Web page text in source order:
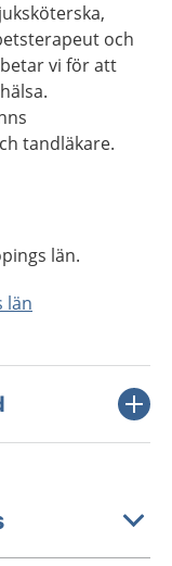
och
vi för att
tandläkare.
län.
län